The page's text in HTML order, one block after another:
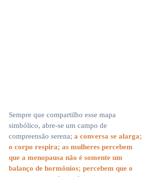
Sempre que compartilho esse mapa
simbólico, abre-se um campo de
compreensão serena; a conversa se alarga;
o corpo respira; as mulheres percebem
que a menopausa não é somente um
balanço de hormônios; percebem que o